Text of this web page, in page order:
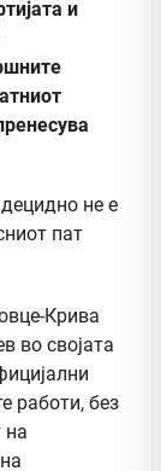
и
не е
пат
Крива
во својата
работи, без
на